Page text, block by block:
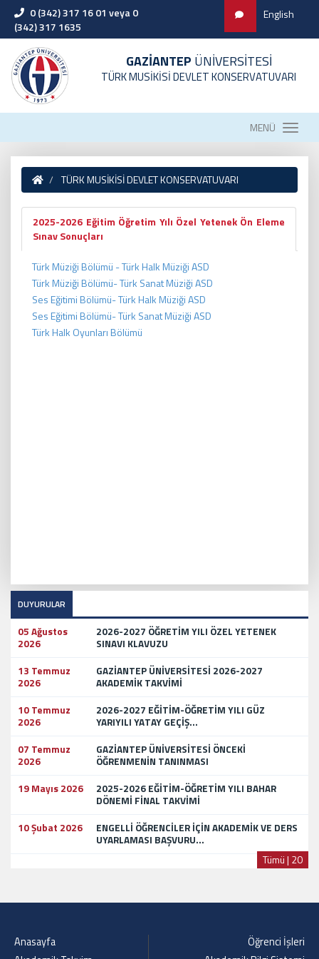
0 (342) 317 16 01 veya 0
(342) 317 1635
English
GAZİANTEP ÜNİVERSİTESİ
TÜRK MUSİKİSİ DEVLET KONSERVATUVARI
MENÜ
TÜRK MUSİKİSİ DEVLET KONSERVATUVARI
2025-2026 Eğitim Öğretim Yılı Özel Yetenek Ön Eleme
Sınav Sonuçları
Türk Müziği Bölümü - Türk Halk Müziği ASD
Türk Müziği Bölümü- Türk Sanat Müziği ASD
Ses Eğitimi Bölümü- Türk Halk Müziği ASD
Ses Eğitimi Bölümü- Türk Sanat Müziği ASD
Türk Halk Oyunları Bölümü
DUYURULAR
05 Ağustos
2026
2026-2027 ÖĞRETİM YILI ÖZEL YETENEK
SINAVI KLAVUZU
13 Temmuz
2026
GAZİANTEP ÜNİVERSİTESİ 2026-2027
AKADEMİK TAKVİMİ
10 Temmuz
2026
2026-2027 EĞİTİM-ÖĞRETİM YILI GÜZ
YARIYILI YATAY GEÇİŞ...
07 Temmuz
2026
GAZİANTEP ÜNİVERSİTESİ ÖNCEKİ
ÖĞRENMENİN TANINMASI
19 Mayıs 2026
2025-2026 EĞİTİM-ÖĞRETİM YILI BAHAR
DÖNEMİ FİNAL TAKVİMİ
10 Şubat 2026
ENGELLİ ÖĞRENCİLER İÇİN AKADEMİK VE DERS
UYARLAMASI BAŞVURU...
Tümü | 20
Anasayfa
Öğrenci İşleri